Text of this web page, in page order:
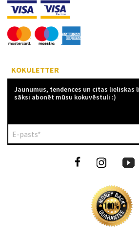
KOKULETTER
Jaunumus, tendences un citas lieliskas
sāksi abonēt mūsu kokuvēstuli :)
E-pasts*